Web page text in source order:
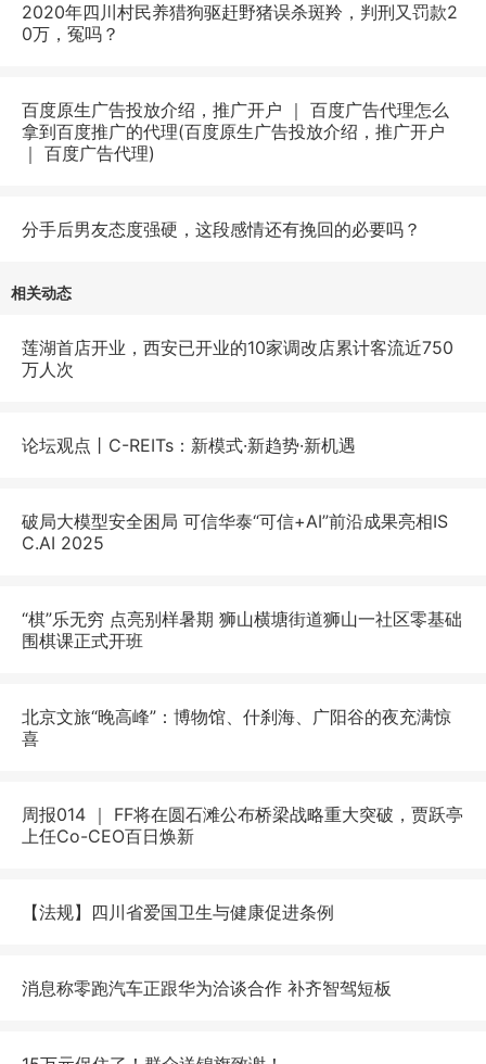
2020年四川村民养猎狗驱赶野猪误杀斑羚，判刑又罚款2
0万，冤吗？
百度原生广告投放介绍，推广开户 ｜ 百度广告代理怎么
拿到百度推广的代理(百度原生广告投放介绍，推广开户
｜ 百度广告代理)
分手后男友态度强硬，这段感情还有挽回的必要吗？
相关动态
莲湖首店开业，西安已开业的10家调改店累计客流近750
万人次
论坛观点丨C-REITs：新模式·新趋势·新机遇
破局大模型安全困局 可信华泰“可信+AI”前沿成果亮相IS
C.AI 2025
“棋”乐无穷 点亮别样暑期 狮山横塘街道狮山一社区零基础
围棋课正式开班
北京文旅“晚高峰”：博物馆、什刹海、广阳谷的夜充满惊
喜
周报014 ｜ FF将在圆石滩公布桥梁战略重大突破，贾跃亭
上任Co-CEO百日焕新
【法规】四川省爱国卫生与健康促进条例
消息称零跑汽车正跟华为洽谈合作 补齐智驾短板